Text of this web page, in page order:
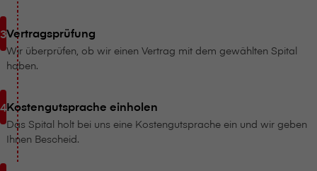
Vertragsprüfung
Wir überprüfen, ob wir einen Vertrag mit dem gewählten Spital
haben.
Kostengutsprache einholen
Das Spital holt bei uns eine Kostengutsprache ein und wir geben
Ihnen Bescheid.